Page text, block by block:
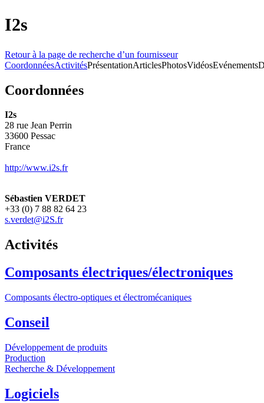
I2s
Retour à la page de recherche d’un fournisseur
CoordonnéesActivitésPrésentationArticlesPhotosVidéosEvénements
Coordonnées
I2s
28 rue Jean Perrin
33600 Pessac
France
http://www.i2s.fr
Sébastien VERDET
+33 (0) 7 88 82 64 23
s.verdet@i2S.fr
Activités
Composants électriques/électroniques
Composants électro-optiques et électromécaniques
Conseil
Développement de produits
Production
Recherche & Développement
Logiciels